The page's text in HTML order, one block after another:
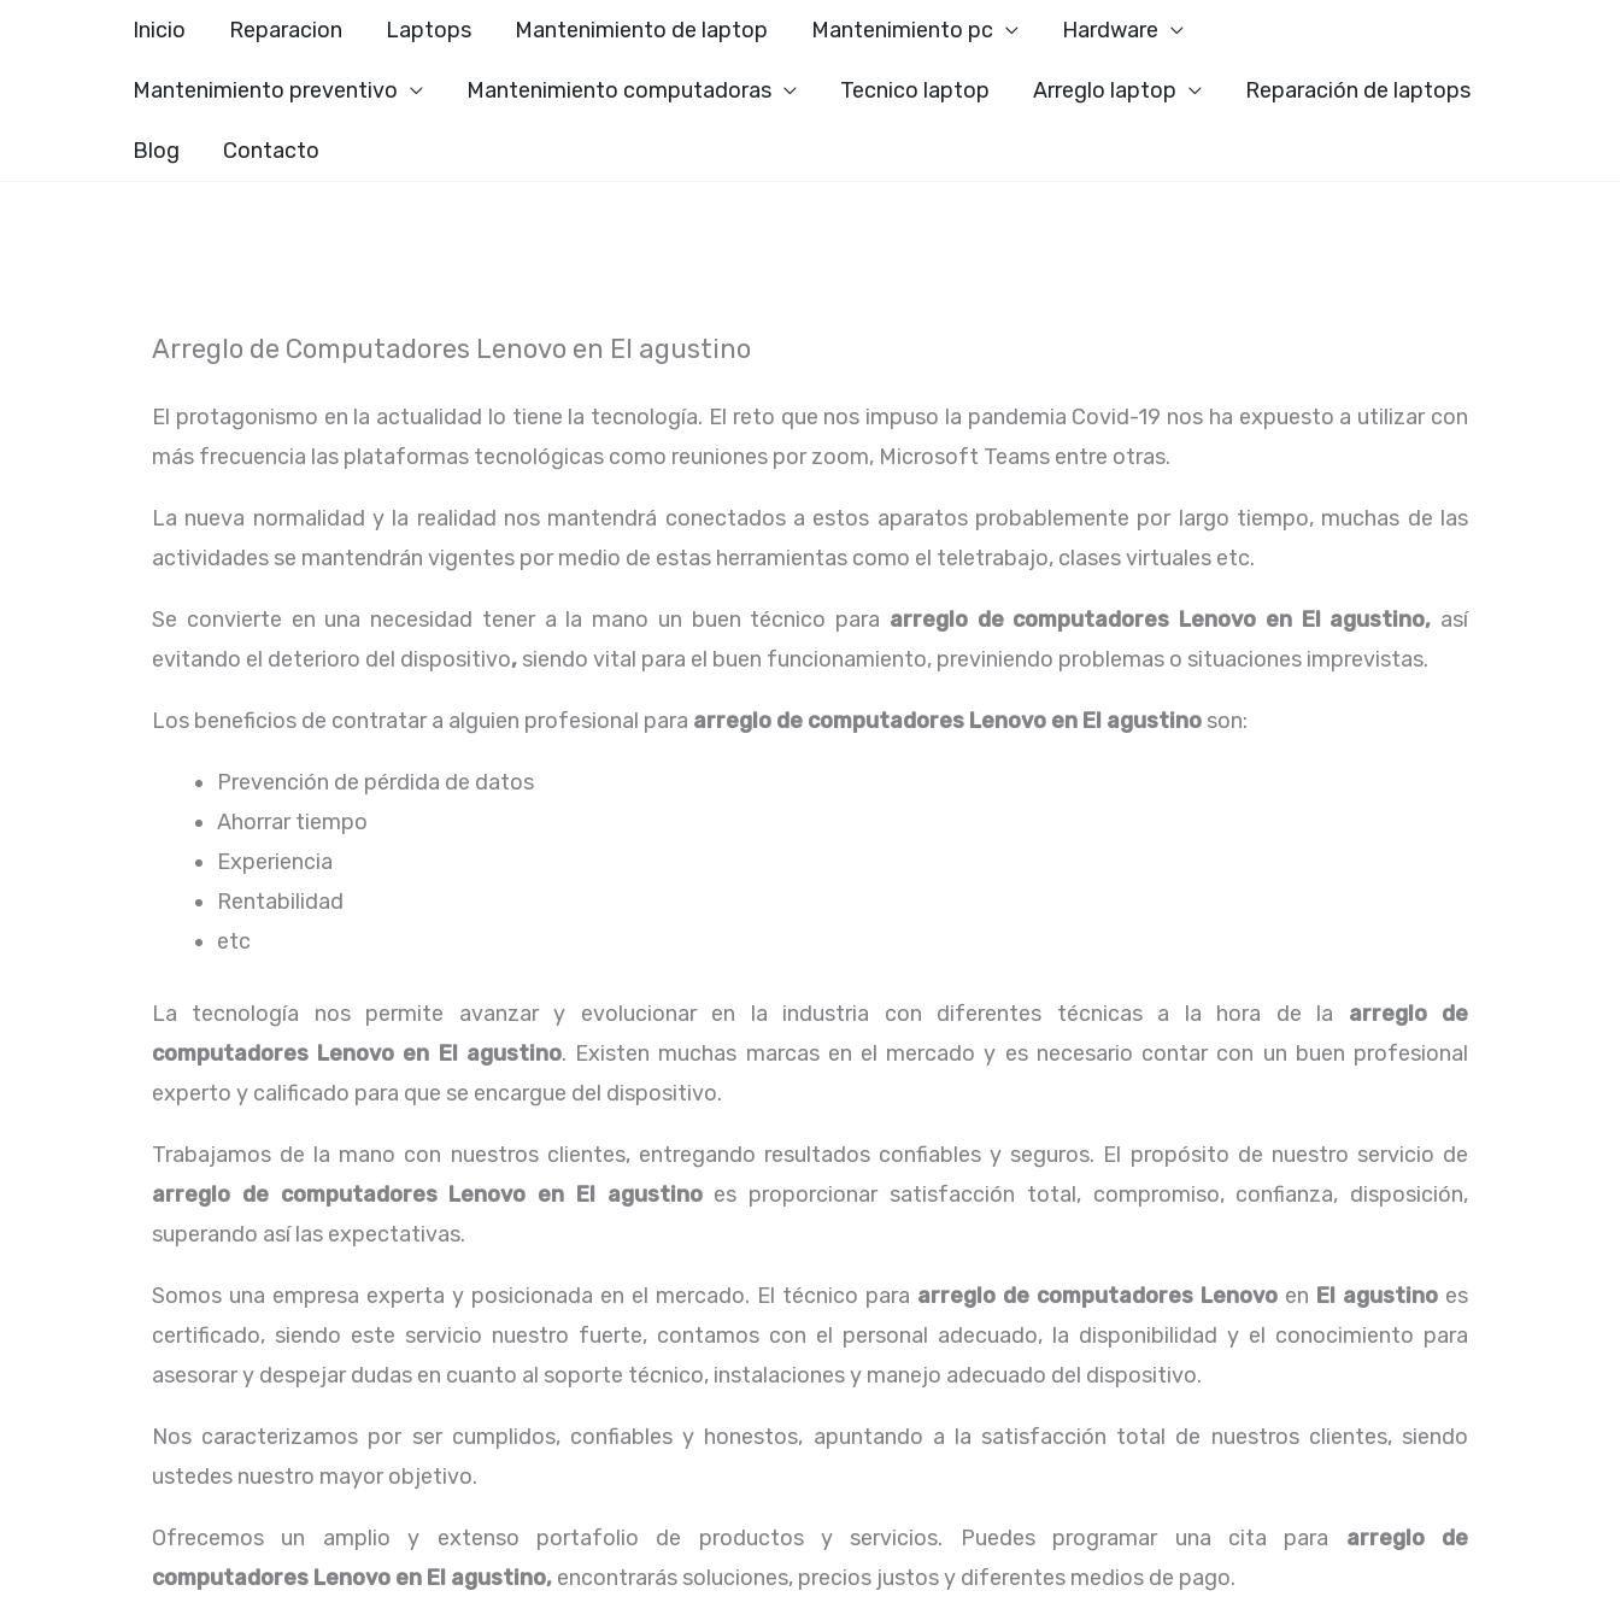
Inicio Reparacion Laptops Mantenimiento de laptop Mantenimiento pc Hardware
Mantenimiento preventivo Mantenimiento computadoras Tecnico laptop Arreglo laptop Reparación de laptops
Blog Contacto
Arreglo de Computadores Lenovo en El agustino
El protagonismo en la actualidad lo tiene la tecnología. El reto que nos impuso la pandemia Covid-19 nos ha expuesto a utilizar con
más frecuencia las plataformas tecnológicas como reuniones por zoom, Microsoft Teams entre otras.
La nueva normalidad y la realidad nos mantendrá conectados a estos aparatos probablemente por largo tiempo, muchas de las
actividades se mantendrán vigentes por medio de estas herramientas como el teletrabajo, clases virtuales etc.
Se convierte en una necesidad tener a la mano un buen técnico para arreglo de computadores Lenovo en El agustino, así
evitando el deterioro del dispositivo, siendo vital para el buen funcionamiento, previniendo problemas o situaciones imprevistas.
Los beneficios de contratar a alguien profesional para arreglo de computadores Lenovo en El agustino son:
Prevención de pérdida de datos
Ahorrar tiempo
Experiencia
Rentabilidad
etc
La tecnología nos permite avanzar y evolucionar en la industria con diferentes técnicas a la hora de la arreglo de
computadores Lenovo en El agustino. Existen muchas marcas en el mercado y es necesario contar con un buen profesional
experto y calificado para que se encargue del dispositivo.
Trabajamos de la mano con nuestros clientes, entregando resultados confiables y seguros. El propósito de nuestro servicio de
arreglo de computadoresLenovo en El agustinoes proporcionar satisfacción total, compromiso, confianza, disposición,
superando así las expectativas.
Somos una empresa experta y posicionada en el mercado. El técnico para arreglo de computadores Lenovo en El agustino es
certificado, siendo este servicio nuestro fuerte, contamos con el personal adecuado, la disponibilidad y el conocimiento para
asesorar y despejar dudas en cuanto al soporte técnico, instalaciones y manejo adecuado del dispositivo.
Nos caracterizamos por ser cumplidos, confiables y honestos, apuntando a la satisfacción total de nuestros clientes, siendo
ustedes nuestro mayor objetivo.
Ofrecemos un amplio y extenso portafolio de productos y servicios. Puedes programar una cita para arreglo de
computadores Lenovo en El agustino, encontrarás soluciones, precios justos y diferentes medios de pago.